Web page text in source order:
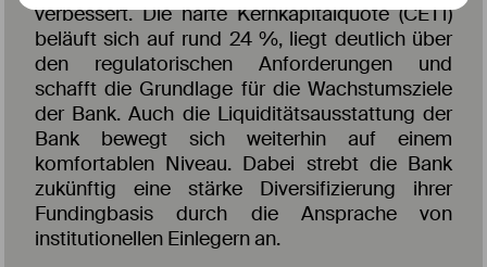
verbessert. Die harte Kernkapitalquote (CET1)
beläuft sich auf rund 24 %, liegt deutlich über
den regulatorischen Anforderungen und
schafft die Grundlage für die Wachstumsziele
der Bank. Auch die Liquiditätsausstattung der
Bank bewegt sich weiterhin auf einem
komfortablen Niveau. Dabei strebt die Bank
zukünftig eine stärke Diversifizierung ihrer
Fundingbasis durch die Ansprache von
institutionellen Einlegern an.